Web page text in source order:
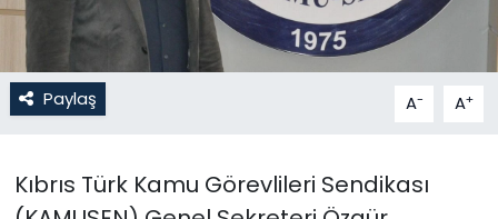
Paylaş A- A+
Kıbrıs Türk Kamu Görevlileri Sendikası
Otomobil Dünyası
Politika
Spor